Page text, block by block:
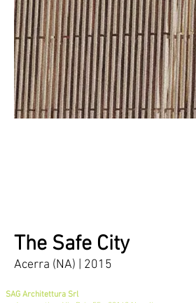
The Safe City
Acerra (NA) | 2015
SAG Architettura Srl